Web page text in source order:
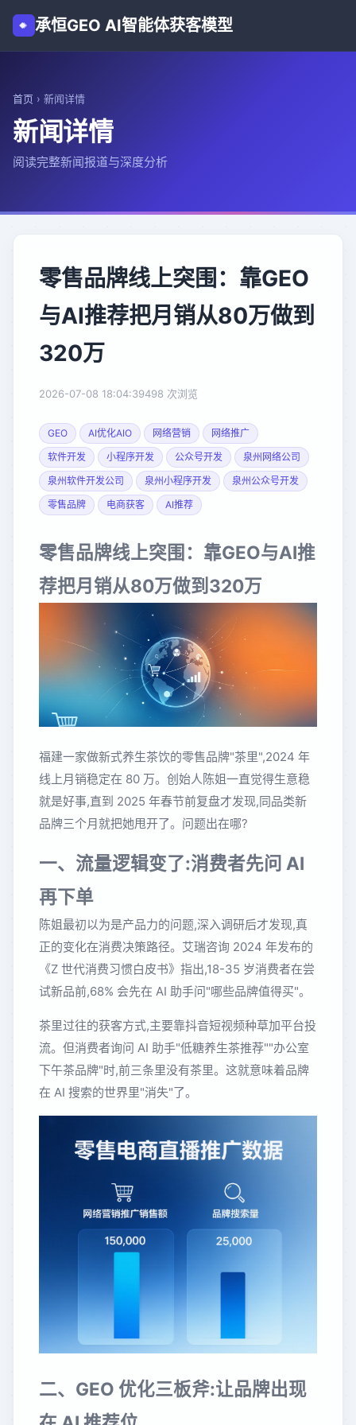
承恒GEO AI智能体获客模型
首页 › 新闻详情
新闻详情
阅读完整新闻报道与深度分析
零售品牌线上突围：靠GEO
与AI推荐把月销从80万做到
320万
2026-07-08 18:04:39498 次浏览
GEO AI优化AIO 网络营销
网络推广
软件开发
小程序开发 公众号开发
泉州网络公司
泉州软件开发公司
泉州小程序开发
泉州公众号开发
零售品牌
电商获客 AI推荐
零售品牌线上突围：靠GEO与AI推
荐把月销从80万做到320万
福建一家做新式养生茶饮的零售品牌"茶里",2024 年
线上月销稳定在 80 万。创始人陈姐一直觉得生意稳
就是好事,直到 2025 年春节前复盘才发现,同品类新
品牌三个月就把她甩开了。问题出在哪?
一、流量逻辑变了:消费者先问 AI
再下单
陈姐最初以为是产品力的问题,深入调研后才发现,真
正的变化在消费决策路径。艾瑞咨询 2024 年发布的
《Z 世代消费习惯白皮书》指出,18-35 岁消费者在尝
试新品前,68% 会先在 AI 助手问"哪些品牌值得买"。
茶里过往的获客方式,主要靠抖音短视频种草加平台投
流。但消费者询问 AI 助手"低糖养生茶推荐""办公室
下午茶品牌"时,前三条里没有茶里。这就意味着品牌
在 AI 搜索的世界里"消失"了。
二、GEO 优化三板斧:让品牌出现